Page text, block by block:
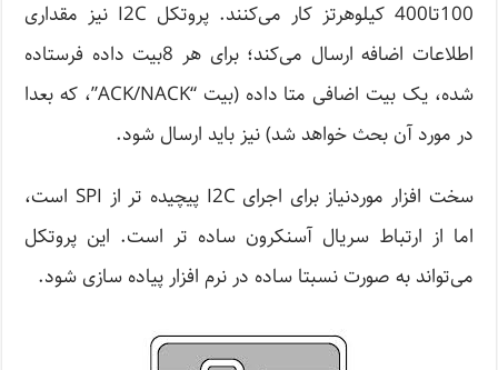
100تا400 کیلوهرتز کار می‌کنند. پروتکل I2C نیز مقداری
اطلاعات اضافه ارسال می‌کند؛ برای هر 8بیت داده فرستاده
شده، یک بیت اضافی متا داده (بیت “ACK/NACK”، که بعدا
در مورد آن بحث خواهد شد) نیز باید ارسال شود.
سخت افزار موردنیاز برای اجرای I2C پیچیده تر از SPI است،
اما از ارتباط سریال آسنکرون ساده تر است. این پروتکل
می‌تواند به صورت نسبتا ساده در نرم افزار پیاده سازی شود.